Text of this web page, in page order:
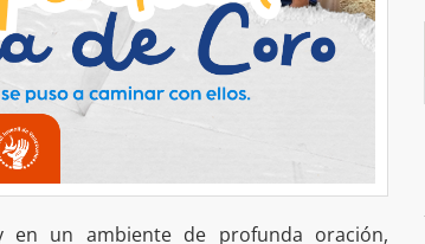
un ambiente de profunda oración,